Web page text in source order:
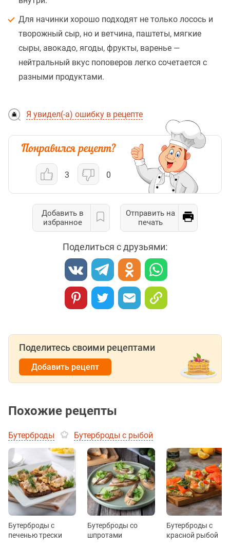
Для начинки хорошо подходят не только лосось и
творожный сыр, но и ветчина, паштеты, мягкие
сыры, авокадо, ягоды, фрукты, варенье —
нейтральный вкус поповеров легко сочетается с
разными продуктами.
Я увидел(-а) ошибку в рецепте
3 0
Добавить в
избранное
Отправить на
печать
Поделиться с друзьями:
Поделитесь своими рецептами
Добавить рецепт
Похожие рецепты
Бутерброды Бутерброды с рыбой
Бутерброды с
печенью трески
Бутерброды со
шпротами
Бутерброды с
красной рыбой